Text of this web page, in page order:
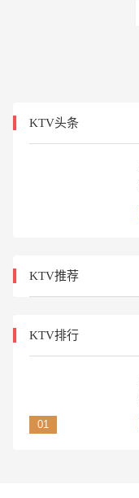
KTV头条
KTV推荐
KTV排行